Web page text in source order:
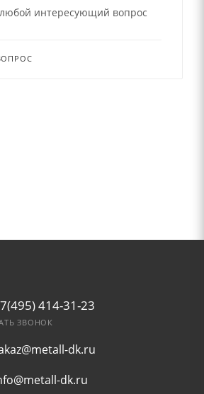
интересующий вопрос
414-31-23
ЗВОНОК
dk.ru
dk.ru